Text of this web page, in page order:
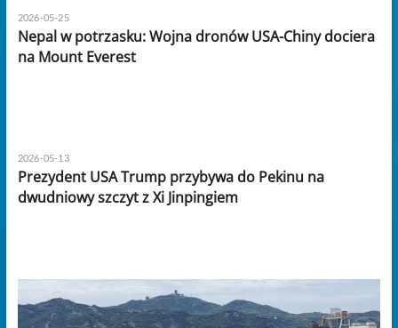
2026-05-25
Nepal w potrzasku: Wojna dronów USA-Chiny dociera
na Mount Everest
2026-05-13
Prezydent USA Trump przybywa do Pekinu na
dwudniowy szczyt z Xi Jinpingiem